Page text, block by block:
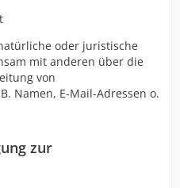
oder juristische
mit anderen über die
von
Namen, E-Mail-Adressen o.
zur